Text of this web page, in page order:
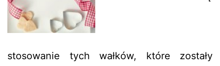
stosowanie tych wałków, które zostały